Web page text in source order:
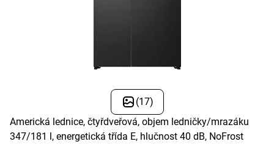
(17)
Americká lednice, čtyřdveřová, objem ledničky/mrazáku
347/181 l, energetická třída E, hlučnost 40 dB, NoFrost